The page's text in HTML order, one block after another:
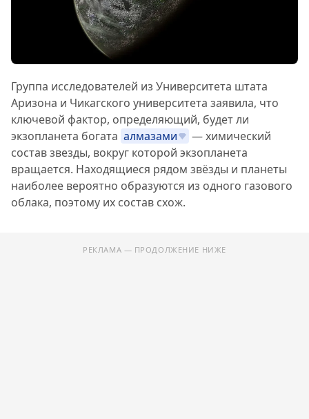
Группа исследователей из Университета штата
Аризона и Чикагского университета заявила, что
ключевой фактор, определяющий, будет ли
экзопланета богата алмазами
— химический
состав звезды, вокруг которой экзопланета
вращается. Находящиеся рядом звёзды и планеты
наиболее вероятно образуются из одного газового
облака, поэтому их состав схож.
РЕКЛАМА — ПРОДОЛЖЕНИЕ НИЖЕ